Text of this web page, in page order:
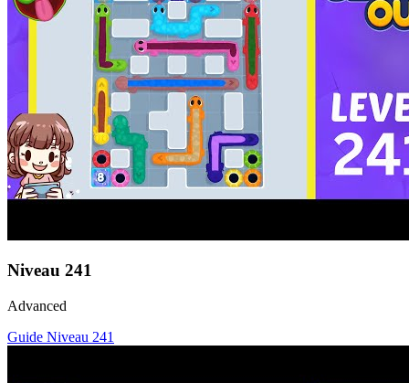
Niveau 241
Advanced
Guide Niveau 241